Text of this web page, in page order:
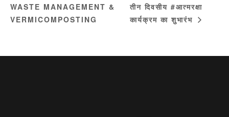
WASTE MANAGEMENT &
VERMICOMPOSTING
तीन दिवसीय #आत्मरक्षा
कार्यक्रम का शुभारंभ